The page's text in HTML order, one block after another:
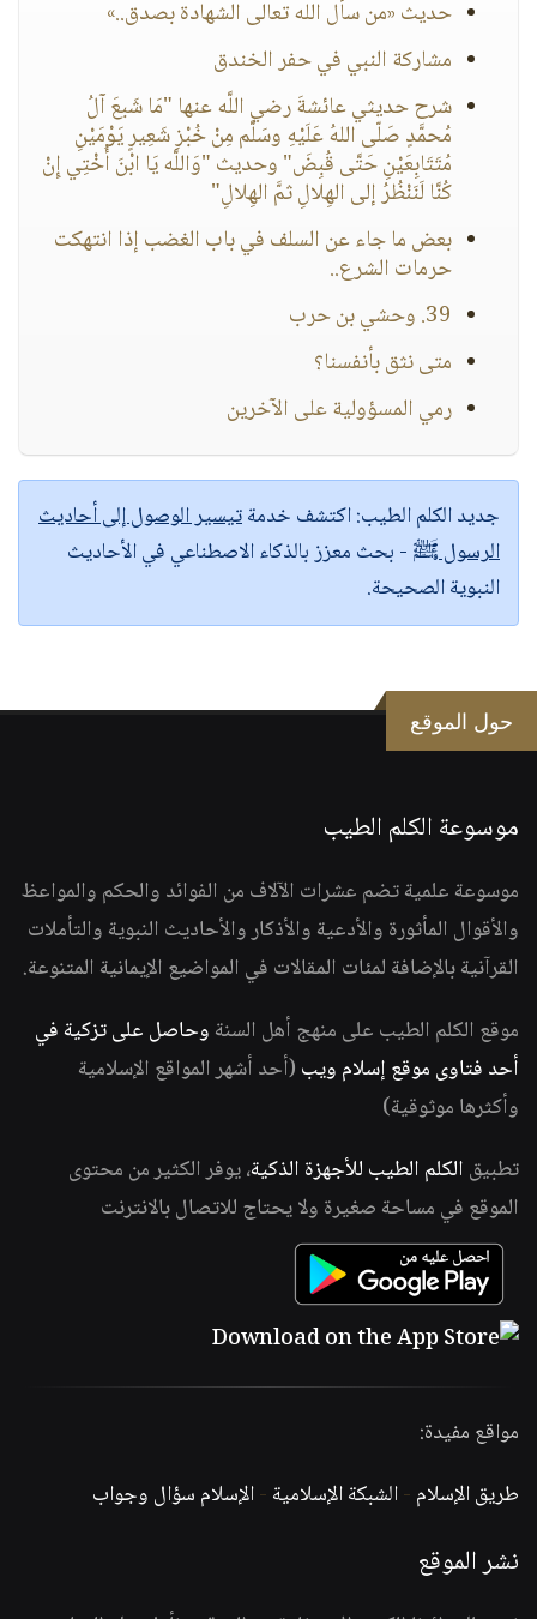
حديث «من سأل الله تعالى الشهادة بصدق..»
مشاركة النبي في حفر الخندق
شرح حديثي عائشةَ رضي اللَّه عنها "مَا شَبعَ آلُ
مُحمَّدٍ صَلّى اللهُ عَلَيْهِ وسَلَّم مِنْ خُبْزِ شَعِيرٍ يَوْمَيْنِ
مُتَتَابِعَيْنِ حَتَّى قُبِضَ" وحديث "وَاللَّه يَا ابْنَ أُخْتِي إِنْ
كُنَّا لَنَنْظُرُ إلى الهِلالِ ثمَّ الهِلالِ"
بعض ما جاء عن السلف في باب الغضب إذا انتهكت
حرمات الشرع..
39. وحشي بن حرب
متى نثق بأنفسنا؟
رمي المسؤولية على الآخرين
جديد الكلم الطيب:اكتشف خدمةتيسير الوصول إلى أحاديث
الرسول ﷺ - بحث معزز بالذكاء الاصطناعي في الأحاديث
النبوية الصحيحة.
حول الموقع
موسوعة الكلم الطيب
موسوعة علمية تضم عشرات الآلاف من الفوائد والحكم والمواعظ
والأقوال المأثورة والأدعية والأذكار والأحاديث النبوية والتأملات
القرآنية بالإضافة لمئات المقالات في المواضيع الإيمانية المتنوعة.
موقع الكلم الطيب على منهج أهل السنة وحاصل على تزكية في
أحد فتاوى موقع إسلام ويب (أحد أشهر المواقع الإسلامية
وأكثرها موثوقية)
تطبيق الكلم الطيب للأجهزة الذكية، يوفر الكثير من محتوى
الموقع في مساحة صغيرة ولا يحتاج للاتصال بالانترنت
مواقع مفيدة:
طريق الإسلام -الشبكة الإسلامية -الإسلام سؤال وجواب
نشر الموقع